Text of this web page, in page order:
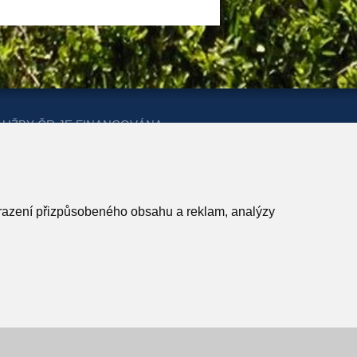
přizpůsobeného obsahu a reklam, analýzy
ČR JE FINANCOVÁNA